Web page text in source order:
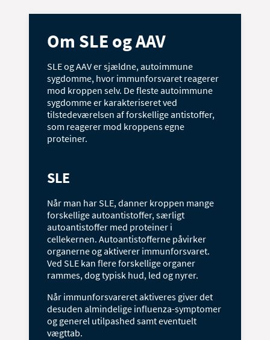
Om SLE og AAV
SLE og AAV er sjældne, autoimmune
sygdomme, hvor immunforsvaret reagerer
mod kroppen selv. De fleste autoimmune
sygdomme er karakteriseret ved
tilstedeværelsen af forskellige antistoffer,
som reagerer mod kroppens egne
proteiner.
SLE
Når man har SLE, danner kroppen mange
forskellige autoantistoffer, særligt
autoantistoffer med proteiner i
cellekernen. Autoantistofferne påvirker
organerne og aktiverer immunforsvaret.
Ved SLE kan flere forskellige organer
rammes, dog typisk hud, led og nyrer.
Når immunforsvareret aktiveres giver det
desuden almindelige influenza-symptomer
og generel utilpashed samt eventuelt
vægttab.